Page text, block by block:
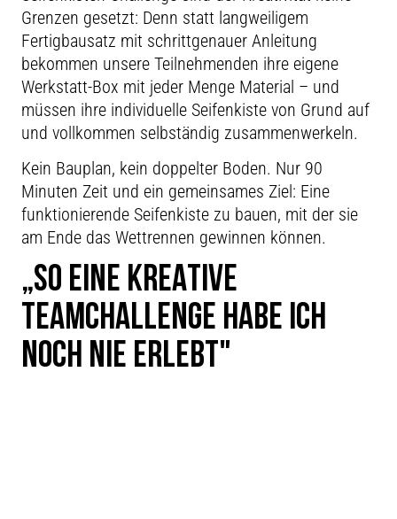
Grenzen gesetzt: Denn statt langweiligem
Fertigbausatz mit schrittgenauer Anleitung
bekommen unsere Teilnehmenden ihre eigene
Werkstatt-Box mit jeder Menge Material – und
müssen ihre individuelle Seifenkiste von Grund auf
und vollkommen selbständig zusammenwerkeln.
Kein Bauplan, kein doppelter Boden. Nur 90
Minuten Zeit und ein gemeinsames Ziel: Eine
funktionierende Seifenkiste zu bauen, mit der sie
am Ende das Wettrennen gewinnen können.
„SO EINE KREATIVE
TEAMCHALLENGE HABE ICH
NOCH NIE ERLEBT"